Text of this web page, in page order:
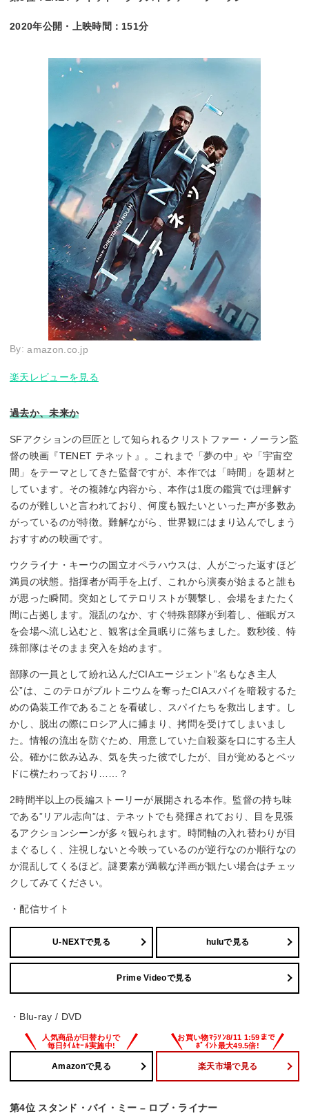
2020年公開・上映時間：151分
By:amazon.co.jp
楽天レビューを見る
過去か、未来か
SFアクションの巨匠として知られるクリストファー・ノーラン監
督の映画『TENET テネット』。これまで「夢の中」や「宇宙空
間」をテーマとしてきた監督ですが、本作では「時間」を題材と
しています。その複雑な内容から、本作は1度の鑑賞では理解す
るのが難しいと言われており、何度も観たいといった声が多数あ
がっているのが特徴。難解ながら、世界観にはまり込んでしまう
おすすめの映画です。
ウクライナ・キーウの国立オペラハウスは、人がごった返すほど
満員の状態。指揮者が両手を上げ、これから演奏が始まると誰も
が思った瞬間。突如としてテロリストが襲撃し、会場をまたたく
間に占拠します。混乱のなか、すぐ特殊部隊が到着し、催眠ガス
を会場へ流し込むと、観客は全員眠りに落ちました。数秒後、特
殊部隊はそのまま突入を始めます。
部隊の一員として紛れ込んだCIAエージェント”名もなき主人
公”は、このテロがプルトニウムを奪ったCIAスパイを暗殺するた
めの偽装工作であることを看破し、スパイたちを救出します。し
かし、脱出の際にロシア人に捕まり、拷問を受けてしまいまし
た。情報の流出を防ぐため、用意していた自殺薬を口にする主人
公。確かに飲み込み、気を失った彼でしたが、目が覚めるとベッ
ドに横たわっており……？
2時間半以上の長編ストーリーが展開される本作。監督の持ち味
である”リアル志向”は、テネットでも発揮されており、目を見張
るアクションシーンが多々観られます。時間軸の入れ替わりが目
まぐるしく、注視しないと今映っているのが逆行なのか順行なの
か混乱してくるほど。謎要素が満載な洋画が観たい場合はチェッ
クしてみてください。
・配信サイト
U-NEXTで見る huluで見る
Prime Videoで見る
・Blu-ray / DVD
Amazonで見る 楽天市場で見る
第4位 スタンド・バイ・ミー – ロブ・ライナー